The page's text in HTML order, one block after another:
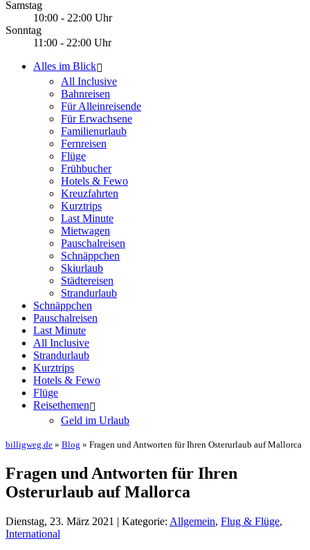
Samstag
10:00 - 22:00 Uhr
Sonntag
11:00 - 22:00 Uhr
Alles im Blick
All Inclusive
Bahnreisen
Für Alleinreisende
Für Erwachsene
Familienurlaub
Fernreisen
Flüge
Frühbucher
Hotels & Fewo
Kreuzfahrten
Kurztrips
Last Minute
Mietwagen
Pauschalreisen
Schnäppchen
Skiurlaub
Städtereisen
Strandurlaub
Schnäppchen
Pauschalreisen
Last Minute
All Inclusive
Strandurlaub
Kurztrips
Hotels & Fewo
Flüge
Reisethemen
Geld im Urlaub
billigweg.de » Blog » Fragen und Antworten für Ihren Osterurlaub auf Mallorca
Fragen und Antworten für Ihren
Osterurlaub auf Mallorca
Dienstag, 23. März 2021 | Kategorie: Allgemein, Flug & Flüge,
International